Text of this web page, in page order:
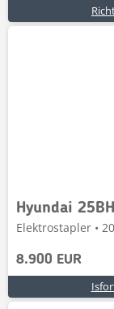
Hyundai
Elektrostapler •
8.900 EUR